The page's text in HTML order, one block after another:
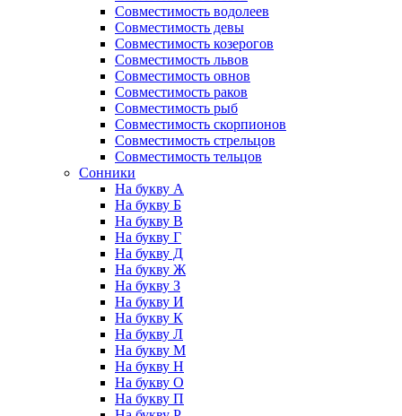
Совместимость водолеев
Совместимость девы
Совместимость козерогов
Совместимость львов
Совместимость овнов
Совместимость раков
Совместимость рыб
Совместимость скорпионов
Совместимость стрельцов
Совместимость тельцов
Сонники
На букву А
На букву Б
На букву В
На букву Г
На букву Д
На букву Ж
На букву З
На букву И
На букву К
На букву Л
На букву М
На букву Н
На букву О
На букву П